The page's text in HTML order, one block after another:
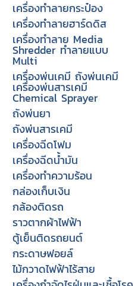
เครื่องทำลายกระป๋อง
เครื่องทำลายฮาร์ดดิส
เครื่องทำลาย Media
Shredder ทำลายแบบ
Multi
เครื่องพ่นเคมี ถังพ่นเคมี
เครื่องพ่นสารเคมี
Chemical Sprayer
ถังพ่นยา
ถังพ่นสารเคมี
เครื่องฉีดโฟม
เครื่องฉีดน้ำมัน
เครื่องทำความร้อน
กล่องเก็บเงิน
กล้องติดรถ
ราวตากผ้าไฟฟ้า
ตู้เย็นติดรถยนต์
กระดาษฟอยล์
ไม้กวาดไฟฟ้าไร้สาย